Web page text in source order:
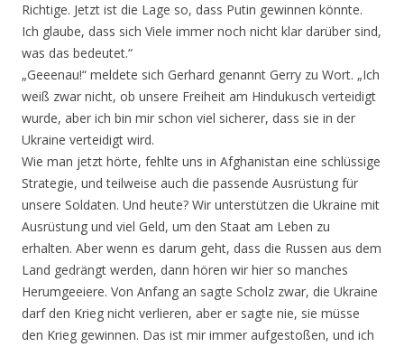
Richtige. Jetzt ist die Lage so, dass Putin gewinnen könnte.
Ich glaube, dass sich Viele immer noch nicht klar darüber sind,
was das bedeutet.“
„Geeenau!“ meldete sich Gerhard genannt Gerry zu Wort. „Ich
weiß zwar nicht, ob unsere Freiheit am Hindukusch verteidigt
wurde, aber ich bin mir schon viel sicherer, dass sie in der
Ukraine verteidigt wird.
Wie man jetzt hörte, fehlte uns in Afghanistan eine schlüssige
Strategie, und teilweise auch die passende Ausrüstung für
unsere Soldaten. Und heute? Wir unterstützen die Ukraine mit
Ausrüstung und viel Geld, um den Staat am Leben zu
erhalten. Aber wenn es darum geht, dass die Russen aus dem
Land gedrängt werden, dann hören wir hier so manches
Herumgeeiere. Von Anfang an sagte Scholz zwar, die Ukraine
darf den Krieg nicht verlieren, aber er sagte nie, sie müsse
den Krieg gewinnen. Das ist mir immer aufgestoßen, und ich